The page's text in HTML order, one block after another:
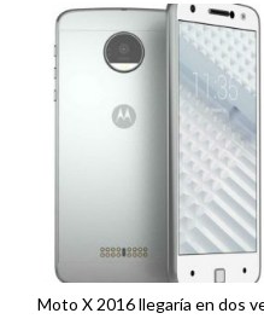
Moto X 2016 llegaría en dos